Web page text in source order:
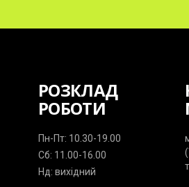
РОЗКЛАД
РОБОТИ
Пн-Пт: 10.30-19.00
Сб: 11.00-16.00
Нд: вихідний